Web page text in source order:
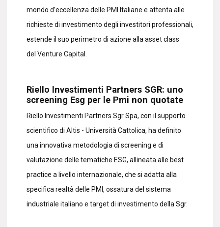
mondo d’eccellenza delle PMI Italiane e attenta alle
richieste di investimento degli investitori professionali,
estende il suo perimetro di azione alla asset class
del Venture Capital.
Riello Investimenti Partners SGR: uno
screening Esg per le Pmi non quotate
Riello Investimenti Partners Sgr Spa, con il supporto
scientifico di Altis - Università Cattolica, ha definito
una innovativa metodologia di screening e di
valutazione delle tematiche ESG, allineata alle best
practice a livello internazionale, che si adatta alla
specifica realtà delle PMI, ossatura del sistema
industriale italiano e target di investimento della Sgr.